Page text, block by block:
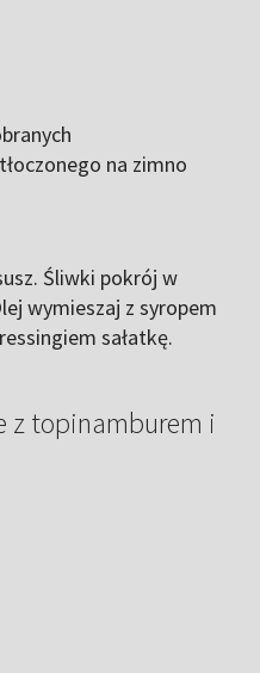
na zimno
Śliwki pokrój w
wymieszaj z syropem
sałatkę.
z topinamburem i